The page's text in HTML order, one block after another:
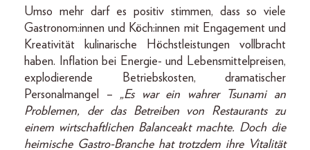
Umso mehr darf es positiv stimmen, dass so viele
Gastronom:innen und Köch:innen mit Engagement und
Kreativität kulinarische Höchstleistungen vollbracht
haben. Inflation bei Energie- und Lebensmittelpreisen,
explodierende Betriebskosten, dramatischer
Personalmangel – „Es war ein wahrer Tsunami an
Problemen, der das Betreiben von Restaurants zu
einem wirtschaftlichen Balanceakt machte. Doch die
heimische Gastro-Branche hat trotzdem ihre Vitalität